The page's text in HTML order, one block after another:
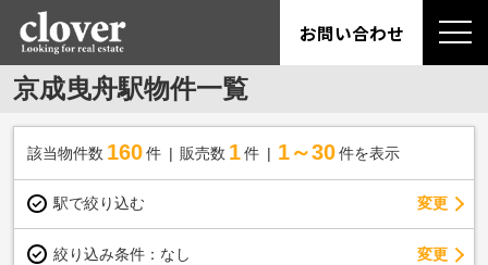
お問い合わせ
京成曳舟駅物件一覧
該当物件数 160件 販売数 1 件 1～30 件を表示
駅で絞り込む 変更
絞り込み条件： なし 変更